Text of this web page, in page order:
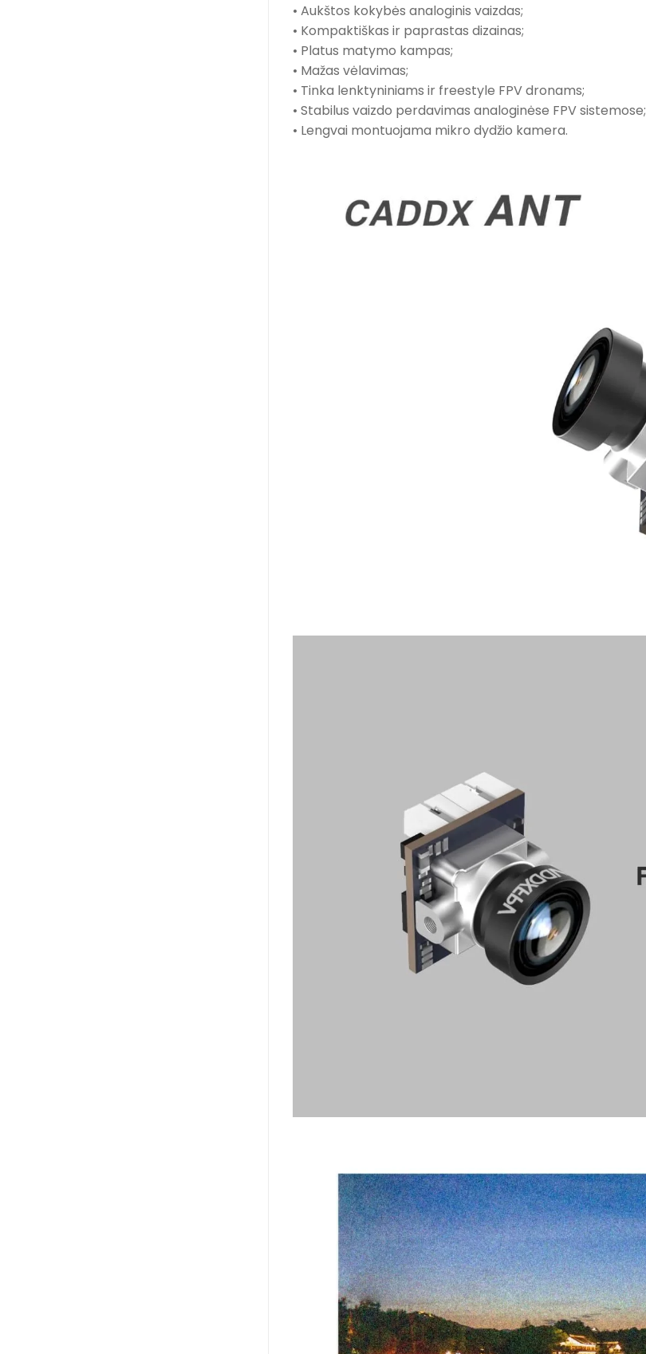
• Aukštos kokybės analoginis vaizdas;
• Kompaktiškas ir paprastas dizainas;
• Platus matymo kampas;
• Mažas vėlavimas;
• Tinka lenktyniniams ir freestyle FPV dronams;
• Stabilus vaizdo perdavimas analoginėse FPV sistemose;
• Lengvai montuojama mikro dydžio kamera.